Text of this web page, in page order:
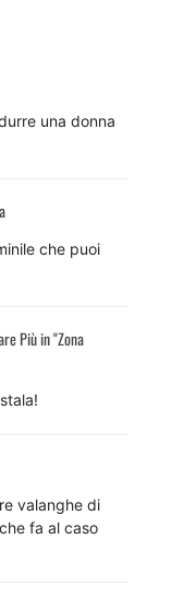
una donna
che puoi
Più in "Zona
valanghe di
fa al caso